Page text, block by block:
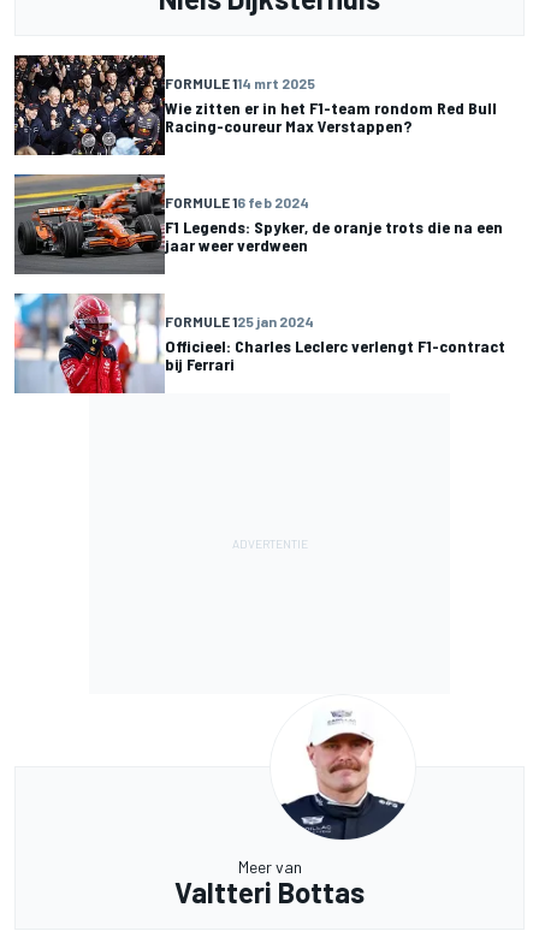
FORMULE 114 mrt 2025
Wie zitten er in het F1-team rondom Red Bull
Racing-coureur Max Verstappen?
FORMULE 16 feb 2024
F1 Legends: Spyker, de oranje trots die na een
jaar weer verdween
FORMULE 125 jan 2024
Officieel: Charles Leclerc verlengt F1-contract
bij Ferrari
Meer van
Valtteri Bottas